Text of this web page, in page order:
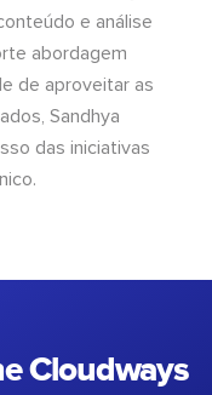
e análise
abordagem
de aproveitar as
Sandhya
das iniciativas
Cloudways